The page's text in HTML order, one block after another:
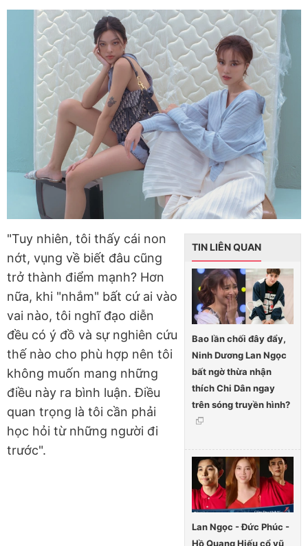
TIN LIÊN QUAN
Bao lần chối đây đẩy,
Ninh Dương Lan Ngọc
bất ngờ thừa nhận
thích Chi Dân ngay
trên sóng truyền hình?
Lan Ngọc - Đức Phúc -
Hồ Quang Hiếu cổ vũ
"Tuy nhiên, tôi thấy cái non
nớt, vụng về biết đâu cũng
trở thành điểm mạnh? Hơn
nữa, khi "nhắm" bất cứ ai vào
vai nào, tôi nghĩ đạo diễn
đều có ý đồ và sự nghiên cứu
thế nào cho phù hợp nên tôi
không muốn mang những
điều này ra bình luận. Điều
quan trọng là tôi cần phải
học hỏi từ những người đi
trước".